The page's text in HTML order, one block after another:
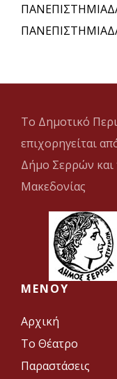
Το Δημοτικό
επιχορηγείται
Δήμο Σερρών και
Μακεδονίας
MENOY
Αρχική
Το Θέατρο
Παραστάσεις